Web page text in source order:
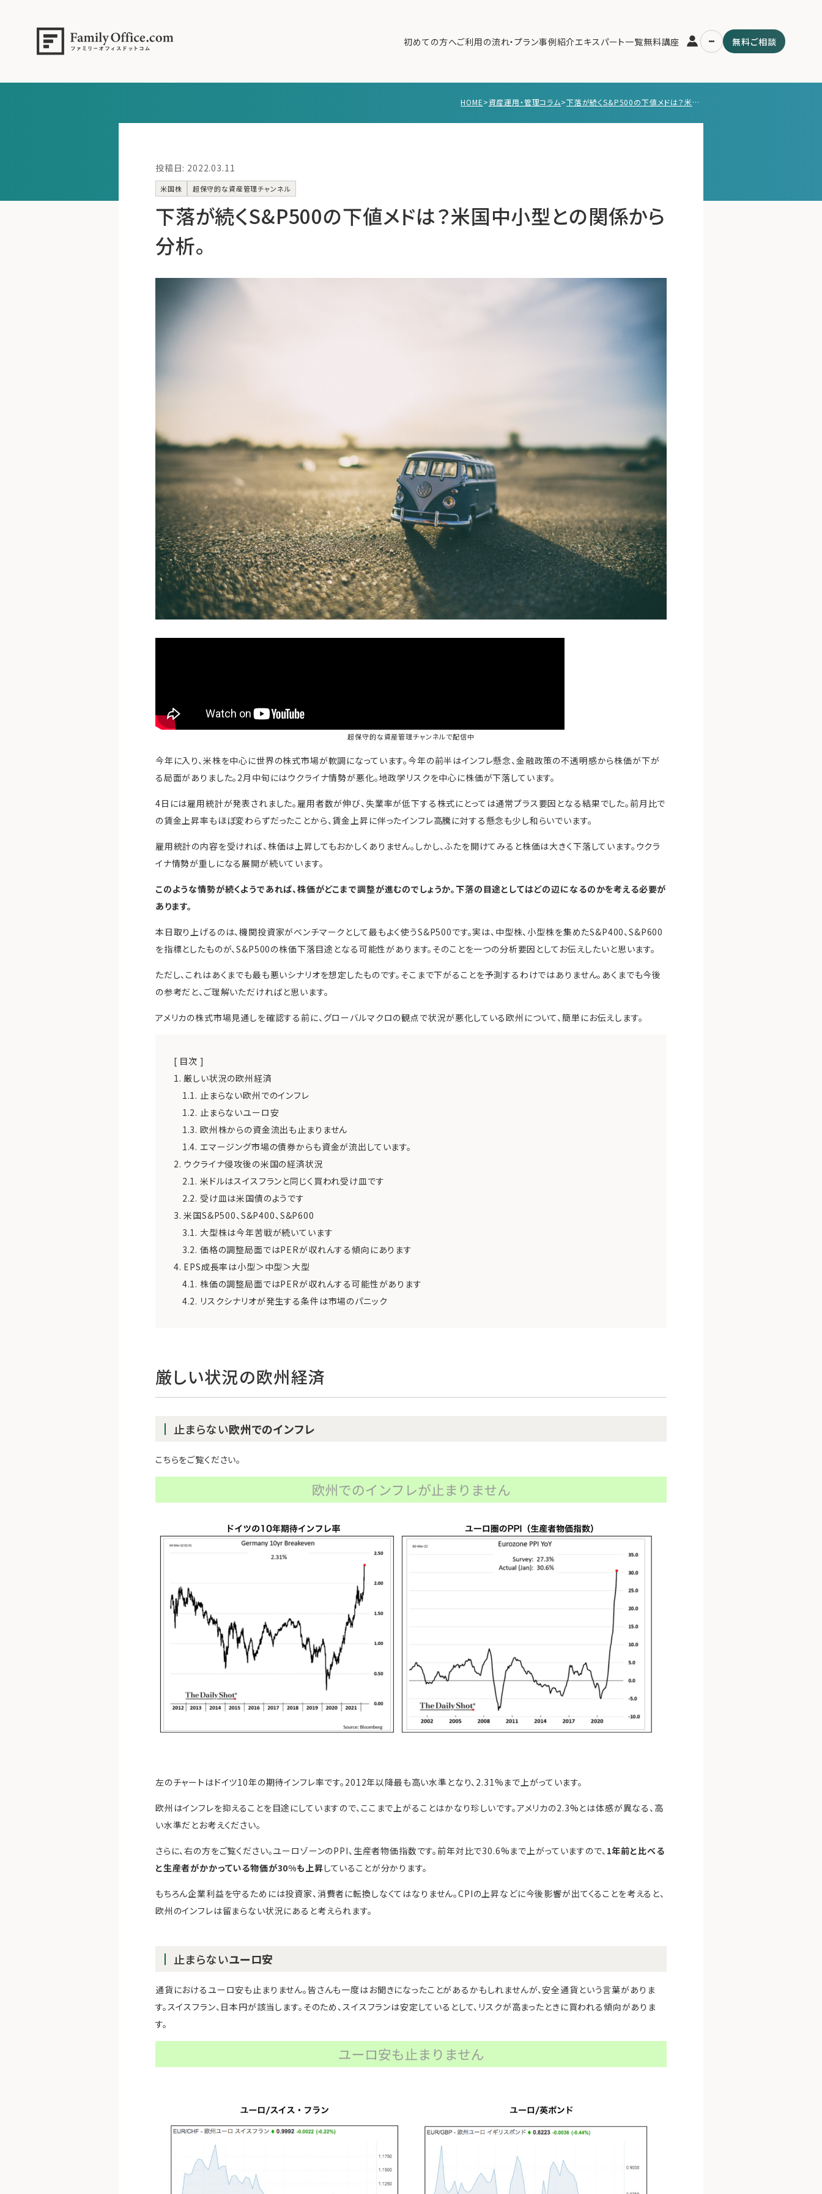
初めての方へご利用の流れ・プラン事例紹介エキスパート一覧無料講座 無料ご相談
HOME>資産運用・管理コラム> 下落が続くS&P500の下値メドは？米国中小型との関係から分析。
投稿日: 2022.03.11
米国株 超保守的な資産管理チャンネル
下落が続くS&P500の下値メドは？米国中小型との関係から
分析。
超保守的な資産管理チャンネルで配信中
今年に入り、米株を中心に世界の株式市場が軟調になっています。今年の前半はインフレ懸念、金融政策の不透明感から株価が下が
る局面がありました。2月中旬にはウクライナ情勢が悪化。地政学リスクを中心に株価が下落しています。
4日には雇用統計が発表されました。雇用者数が伸び、失業率が低下する株式にとっては通常プラス要因となる結果でした。前月比で
の賃金上昇率もほぼ変わらずだったことから、賃金上昇に伴ったインフレ高騰に対する懸念も少し和らいでいます。
雇用統計の内容を受ければ、株価は上昇してもおかしくありません。しかし、ふたを開けてみると株価は大きく下落しています。ウクラ
イナ情勢が重しになる展開が続いています。
このような情勢が続くようであれば、株価がどこまで調整が進むのでしょうか。下落の目途としてはどの辺になるのかを考える必要が
あります。
本日取り上げるのは、機関投資家がベンチマークとして最もよく使うS&P500です。実は、中型株、小型株を集めたS&P400、S&P600
を指標としたものが、S&P500の株価下落目途となる可能性があります。そのことを一つの分析要因としてお伝えしたいと思います。
ただし、これはあくまでも最も悪いシナリオを想定したものです。そこまで下がることを予測するわけではありません。あくまでも今後
の参考だと、ご理解いただければと思います。
アメリカの株式市場見通しを確認する前に、グローバルマクロの観点で状況が悪化している欧州について、簡単にお伝えします。
[ 目次 ]
1. 厳しい状況の欧州経済
1.1. 止まらない欧州でのインフレ
1.2. 止まらないユーロ安
1.3. 欧州株からの資金流出も止まりません
1.4. エマージング市場の債券からも資金が流出しています。
2. ウクライナ侵攻後の米国の経済状況
2.1. 米ドルはスイスフランと同じく買われ受け皿です
2.2. 受け皿は米国債のようです
3. 米国S&P500、S&P400、S&P600
3.1. 大型株は今年苦戦が続いています
3.2. 価格の調整局面ではPERが収れんする傾向にあります
4. EPS成長率は小型＞中型＞大型
4.1. 株価の調整局面ではPERが収れんする可能性があります
4.2. リスクシナリオが発生する条件は市場のパニック
厳しい状況の欧州経済
止まらない欧州でのインフレ
こちらをご覧ください。
左のチャートはドイツ10年の期待インフレ率です。2012年以降最も高い水準となり、2.31%まで上がっています。
欧州はインフレを抑えることを目途にしていますので、ここまで上がることはかなり珍しいです。アメリカの2.3%とは体感が異なる、高
い水準だとお考えください。
さらに、右の方をご覧ください。ユーロゾーンのPPI、生産者物価指数です。前年対比で30.6%まで上がっていますので、 1年前と比べる
と生産者がかかっている物価が30%も上昇していることが分かります。
もちろん企業利益を守るためには投資家、消費者に転換しなくてはなりません。CPIの上昇などに今後影響が出てくることを考えると、
欧州のインフレは留まらない状況にあると考えられます。
止まらないユーロ安
通貨におけるユーロ安も止まりません。皆さんも一度はお聞きになったことがあるかもしれませんが、安全通貨という言葉がありま
す。スイスフラン、日本円が該当します。そのため、スイスフランは安定しているとして、リスクが高まったときに買われる傾向がありま
す。